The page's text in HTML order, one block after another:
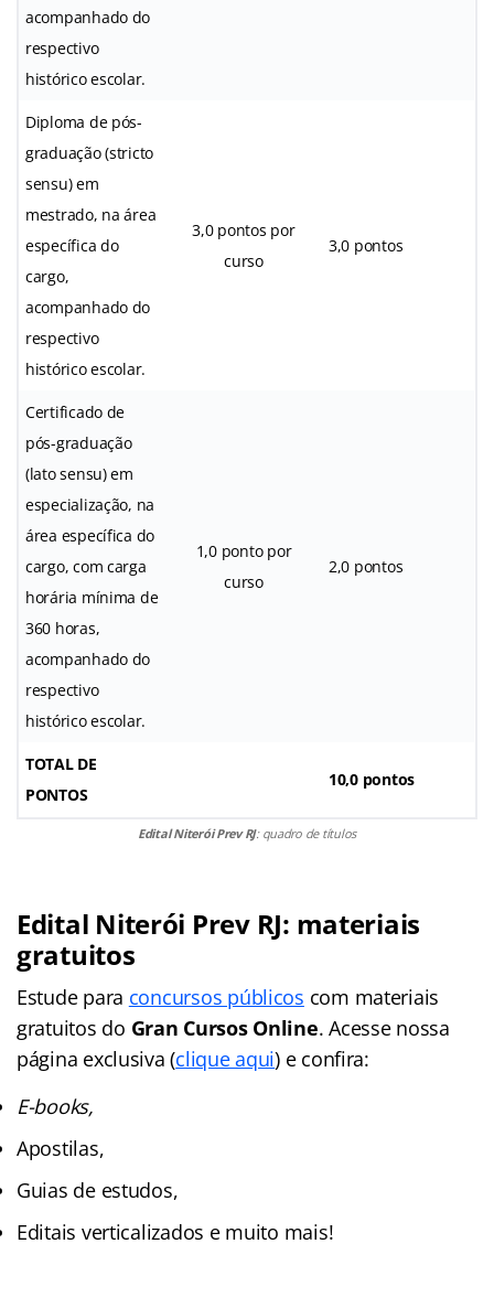
acompanhado do
respectivo
histórico escolar.
Diploma de pós-
graduação (stricto
sensu) em
mestrado, na área
específica do
cargo,
acompanhado do
respectivo
histórico escolar.
3,0 pontos por
curso
3,0 pontos
Certificado de
pós-graduação
(lato sensu) em
especialização, na
área específica do
cargo, com carga
horária mínima de
360 horas,
acompanhado do
respectivo
histórico escolar.
1,0 ponto por
curso
2,0 pontos
TOTAL DE
PONTOS
10,0 pontos
Edital Niterói Prev RJ: quadro de títulos
Edital Niterói Prev RJ: materiais
gratuitos
Estude para concursos públicos com materiais
gratuitos do Gran Cursos Online. Acesse nossa
página exclusiva (clique aqui) e confira:
E-books,
Apostilas,
Guias de estudos,
Editais verticalizados e muito mais!